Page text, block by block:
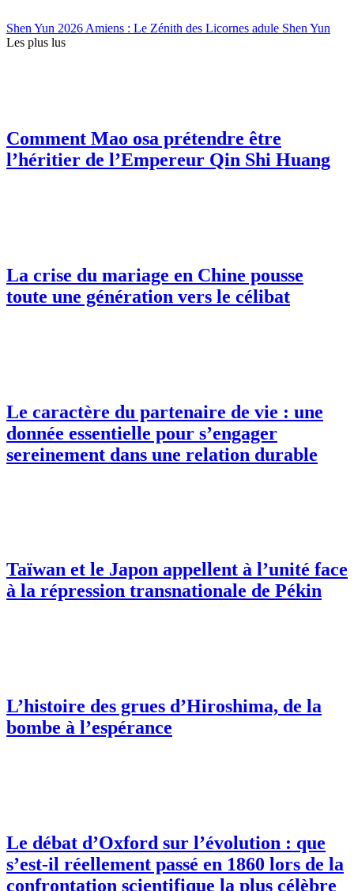
Shen Yun 2026 Amiens : Le Zénith des Licornes adule Shen Yun
Les plus lus
Comment Mao osa prétendre être
l’héritier de l’Empereur Qin Shi Huang
La crise du mariage en Chine pousse
toute une génération vers le célibat
Le caractère du partenaire de vie : une
donnée essentielle pour s’engager
sereinement dans une relation durable
Taïwan et le Japon appellent à l’unité face
à la répression transnationale de Pékin
L’histoire des grues d’Hiroshima, de la
bombe à l’espérance
Le débat d’Oxford sur l’évolution : que
s’est-il réellement passé en 1860 lors de la
confrontation scientifique la plus célèbre